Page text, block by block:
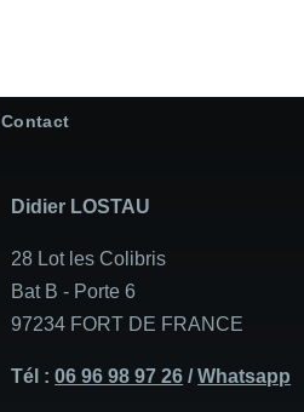
Contact
Didier LOSTAU
28 Lot les Colibris
Bat B - Porte 6
97234 FORT DE FRANCE
Tél :06 96 98 97 26 /Whatsapp